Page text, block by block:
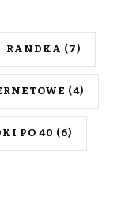
RANDKA (7)
(4)
PO 40 (6)